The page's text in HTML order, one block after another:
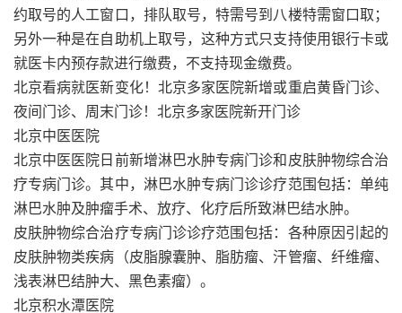
约取号的人工窗口，排队取号，特需号到八楼特需窗口取；
另外一种是在自助机上取号，这种方式只支持使用银行卡或
就医卡内预存款进行缴费，不支持现金缴费。
北京看病就医新变化！北京多家医院新增或重启黄昏门诊、
夜间门诊、周末门诊！北京多家医院新开门诊
北京中医医院
北京中医医院日前新增淋巴水肿专病门诊和皮肤肿物综合治
疗专病门诊。其中，淋巴水肿专病门诊诊疗范围包括：单纯
淋巴水肿及肿瘤手术、放疗、化疗后所致淋巴结水肿。
皮肤肿物综合治疗专病门诊诊疗范围包括：各种原因引起的
皮肤肿物类疾病（皮脂腺囊肿、脂肪瘤、汗管瘤、纤维瘤、
浅表淋巴结肿大、黑色素瘤）。
北京积水潭医院